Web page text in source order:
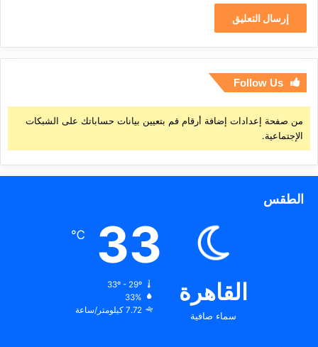
Follow Us
من صفحة إعدادات إضافة أرقام قم بتعيين بيانات حساباتك على الشبكات
الإجتماعية.
الطقس
القاهرة
سماء صافية
33
℃
33º - 29º
33%
7.72 كيلومتر/ساعة